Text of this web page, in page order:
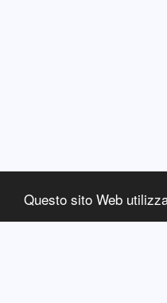
Questo sito Web